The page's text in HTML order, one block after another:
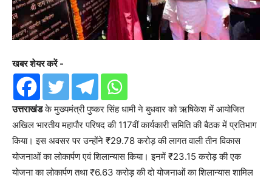
खबर शेयर करें -
उत्तराखंडके मुख्यमंत्री पुष्कर सिंह धामी ने बुधवार को ऋषिकेश में आयोजित
अखिल भारतीय महापौर परिषद की 117वीं कार्यकारी समिति की बैठक में प्रतिभाग
किया। इस अवसर पर उन्होंने ₹29.78 करोड़ की लागत वाली तीन विकास
योजनाओं का लोकार्पण एवं शिलान्यास किया। इनमें ₹23.15 करोड़ की एक
योजना का लोकार्पण तथा ₹6.63 करोड़ की दो योजनाओं का शिलान्यास शामिल